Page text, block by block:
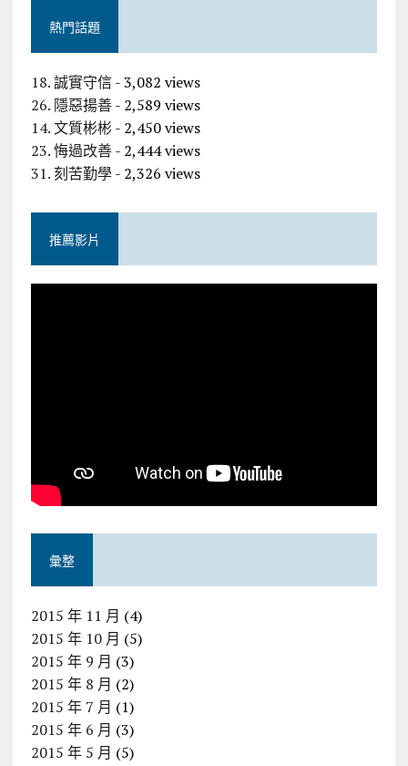
熱門話題
18. 誠實守信- 3,082 views
26. 隱惡揚善- 2,589 views
14. 文質彬彬 - 2,450 views
23. 悔過改善- 2,444 views
31. 刻苦勤學- 2,326 views
推薦影片
彙整
2015 年 11 月 (4)
2015 年 10 月 (5)
2015 年 9 月 (3)
2015 年 8 月 (2)
2015 年 7 月 (1)
2015 年 6 月 (3)
2015 年 5 月 (5)